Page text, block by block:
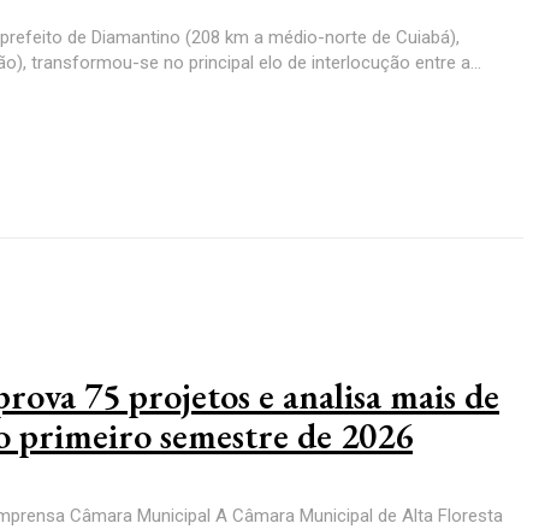
de Diamantino (208 km a médio-norte de Cuiabá),
transformou-se no principal elo de interlocução entre a...
75 projetos e analisa mais de
primeiro semestre de 2026
Câmara Municipal A Câmara Municipal de Alta Floresta